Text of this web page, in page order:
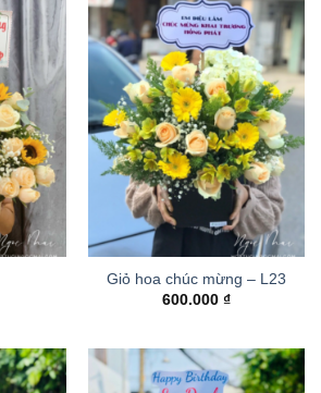
Giỏ hoa chúc mừng – L23
600.000 ₫